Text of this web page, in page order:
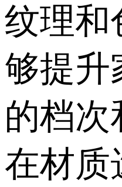
纹理和
够提升
的档次
在材质